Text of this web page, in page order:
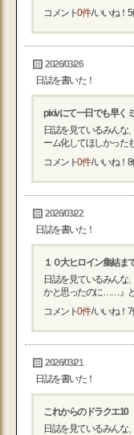
コメント0件/ いいね！ 5
2026/03/26
日誌を書いた！
pixivにて一日でも早く
日誌を見ているみんな
ーム化してほしかった
コメント0件/ いいね！ 8
2026/03/22
日誌を書いた！
１０大ヒロイン集結
日誌を見ているみんな
かと思ったのに……』
コメント0件/ いいね！ 7
2026/03/21
日誌を書いた！
これからのドラクエ10
日誌を見ているみんな